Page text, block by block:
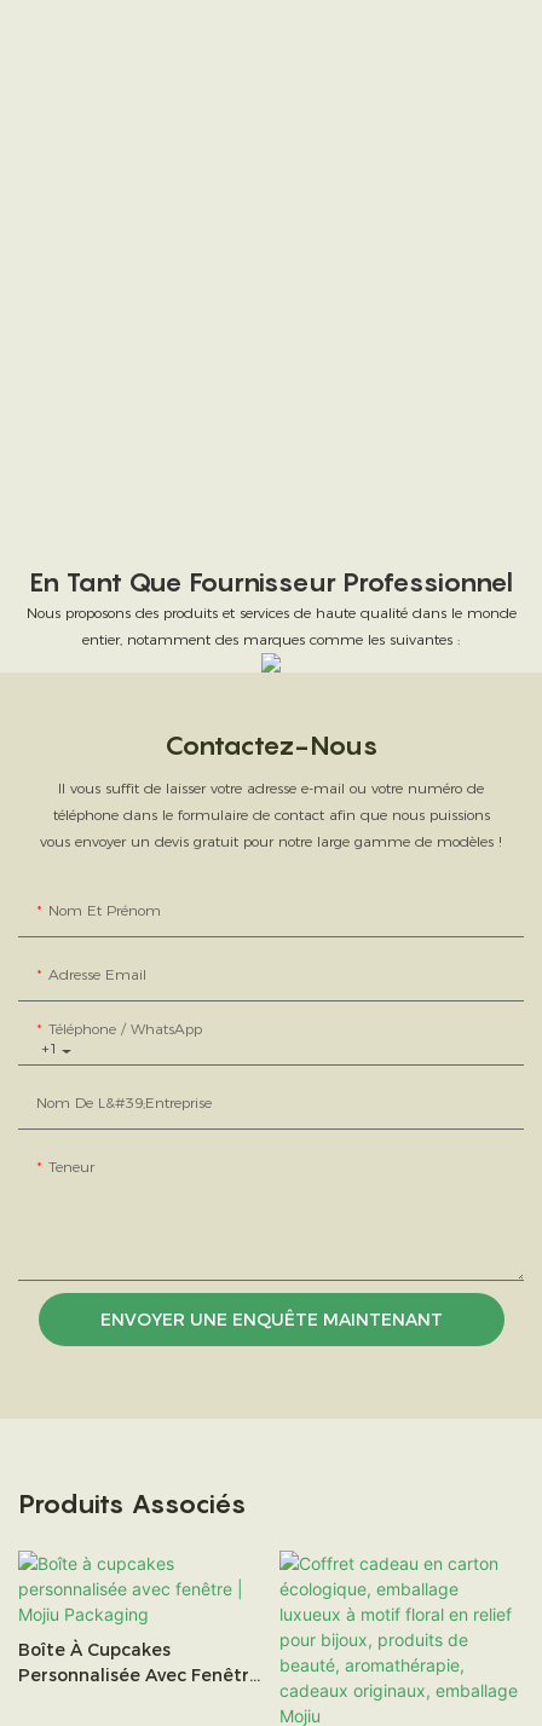
En Tant Que Fournisseur Professionnel
Nous proposons des produits et services de haute qualité dans le monde
entier, notamment des marques comme les suivantes :
Contactez-Nous
Il vous suffit de laisser votre adresse e-mail ou votre numéro de
téléphone dans le formulaire de contact afin que nous puissions
vous envoyer un devis gratuit pour notre large gamme de modèles !
Nom Et Prénom
Adresse Email
+1
Téléphone / WhatsApp
Nom De L&#39;entreprise
Teneur
ENVOYER UNE ENQUÊTE MAINTENANT
Produits Associés
Boîte À Cupcakes
Personnalisée Avec Fenêtre